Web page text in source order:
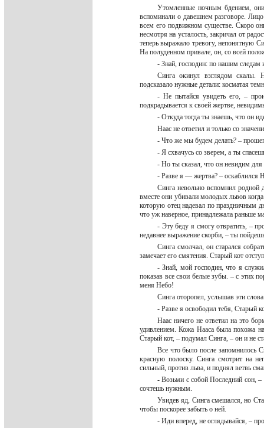
Утомленные ночным бдением,
вспоминали о давешнем разговоре. Лицо
всем его подвижном существе. Скоро
несмотря на усталость, закричал от
теперь выражало тревогу, непонятную
На полуденном привале, он, со всей
- Знай, господин: по нашим следам
Синга окинул взглядом скалы.
подсказало нужные детали: косматая
- Не пытайся увидеть его, –
подкрадывается к своей жертве,
- Откуда тогда ты знаешь, что он
Наас не ответил и только со
- Что же мы будем делать? –
- Я схвачусь со зверем, а ты
- Но ты сказал, что он невидим
- Разве я — жертва? – оскаблился
Синга невольно вспомнил родной
вместе они убивали молодых львов
которую отец надевал по праздничным
что уж наверное, принадлежала раньше
- Эту беду я смогу отвратить, –
недавнее выражение скорби, – ты
Синга смолчал, он старался
замечает его смятения. Старый кот
- Знай, мой господин, что я
показав все свои белые зубы. – с этих
меня Небо!
Синга оторопел, услышав эти
- Разве я освободил тебя, Старый
Наас ничего не ответил на это
удивлением. Кожа Нааса была похожа
Старый кот, – подумал Синга, – он и не
Все что было после запомнилось
красную полоску. Синга смотрит на
сильный, против льва, и поднял ветвь
- Возьми с собой Последний сон,
сочтешь нужным.
Увидев яд, Синга смешался, но
чтобы поскорее забыть о ней.
- Иди вперед, не оглядывайся, –